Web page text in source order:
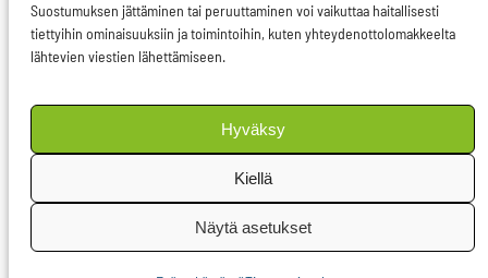
Suostumuksen jättäminen tai peruuttaminen voi vaikuttaa haitallisesti
tiettyihin ominaisuuksiin ja toimintoihin, kuten yhteydenottolomakkeelta
lähtevien viestien lähettämiseen.
Hyväksy
Kiellä
Näytä asetukset
nopeammin kuin
aiemmin olemme
tänään hyväksytyllä
ilmastolailla voimme
Pariisin sopimuksen